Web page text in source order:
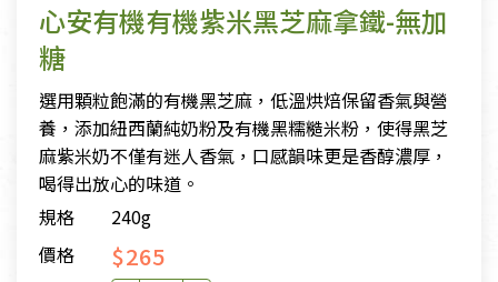
心安有機有機紫米黑芝麻拿鐵-無加
糖
選用顆粒飽滿的有機黑芝麻，低溫烘焙保留香氣與營
養，添加紐西蘭純奶粉及有機黑糯糙米粉，使得黑芝
麻紫米奶不僅有迷人香氣，口感韻味更是香醇濃厚，
喝得出放心的味道。
規格
240g
價格
$265